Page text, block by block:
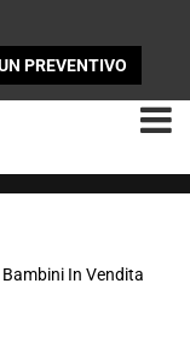
PREVENTIVO
In Vendita